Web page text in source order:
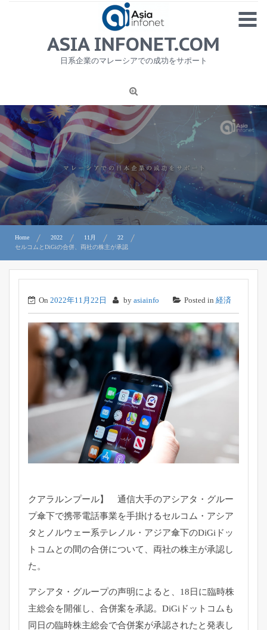
MENU
1
ニュース
労務サービス
プライバシーポリシー及び著作権について
お問合せ
ASIA INFONET.COM
日系企業のマレーシアでの成功をサポート
Home 2022 11月
22
セルコムとDiGiの合併、両社の株主が承認
On 2022年11月22日 by asiainfo Posted in 経済
クアラルンプール】 通信大手のアシアタ・ グルー
プ傘下で携帯電話事業を手掛けるセルコム・ アシア
タとノルウェー系テレノル・ アジア傘下のDiGiドッ
トコムとの間の合併について、 両社の株主が承認し
た。
アシアタ・グループの声明によると、 18日に臨時株
主総会を開催し、合併案を承認。 DiGiドットコムも
同日の臨時株主総会で合併案が承認されたと発表し